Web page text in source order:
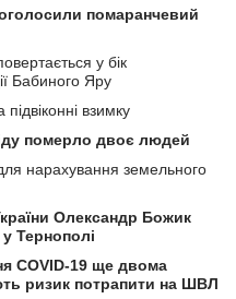
помаранчевий
у бік
Бабиного Яру
взимку
померло двоє людей
нарахування земельного
Олександр Божик
Тернополі
СOVID-19 ще двома
ризик потрапити на ШВЛ